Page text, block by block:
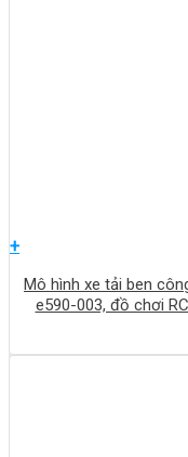
+
Mô hình xe tải ben
e590-003, đồ chơi